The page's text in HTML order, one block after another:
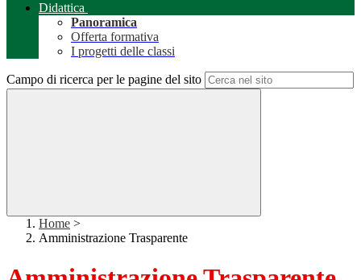
Didattica
Panoramica
Offerta formativa
I progetti delle classi
Campo di ricerca per le pagine del sito
Home >
Amministrazione Trasparente